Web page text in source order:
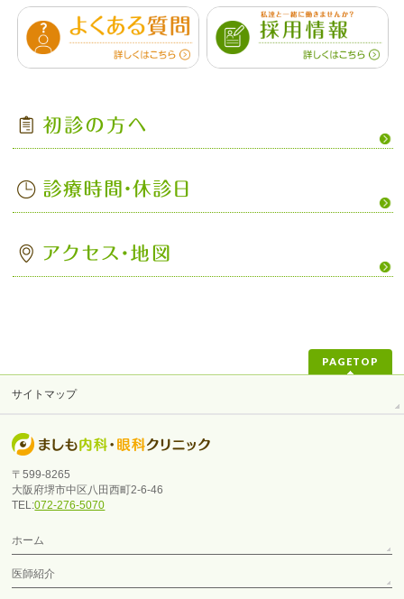
PAGETOP
サイトマップ
〒599-8265
大阪府堺市中区八田西町2-6-46
TEL:072-276-5070
ホーム
医師紹介